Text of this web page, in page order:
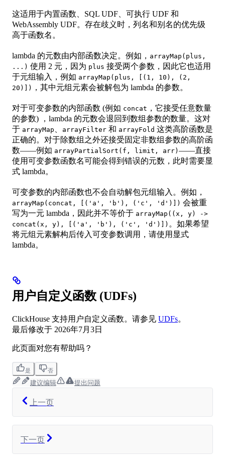
这适用于内置函数、SQL UDF、可执行 UDF 和
WebAssembly UDF。存在歧义时，列名和别名的优先级
高于函数名。
lambda 的元数由内部函数决定。例如， arrayMap(plus,
...) 使用 2 元，因为 plus 接受两个参数，因此它也适用
于元组输入，例如 arrayMap(plus, [(1, 10), (2,
20)])
，其中元组元素会被解包为 lambda 的参数。
对于可变参数的内部函数 (例如 concat ，它接受任意数量
的参数) ，lambda 的元数会退回到数组参数的数量。这对
于 arrayMap arrayFilter 和 arrayFold 这类高阶函数是
正确的。对于除数组之外还接受固定非数组参数的高阶函
数——例如 arrayPartialSort(f, limit, arr) ——直接
使用可变参数函数名可能会得到错误的元数，此时需要显
式 lambda。
可变参数的内部函数也不会自动解包元组输入。例如，
arrayMap(concat, [('a', 'b'), ('c', 'd')]) 会被重
写为一元 lambda，因此并不等价于 arrayMap((x, y) ->
concat(x, y), [('a', 'b'), ('c', 'd')]) 。如果希望
将元组元素解构后传入可变参数调用，请使用显式
lambda。
用户自定义函数 (UDFs)
ClickHouse 支持用户自定义函数。请参见 UDFs。
最后修改于 2026年7月3日
此页面对您有帮助吗？
是 否
建议编辑 提出问题
上一页
下一页